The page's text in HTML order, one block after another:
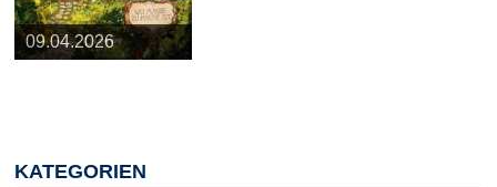
25.03.2026
09.04.2026
20.05.2026
10.06.2026
13.08.2026
KATEGORIEN